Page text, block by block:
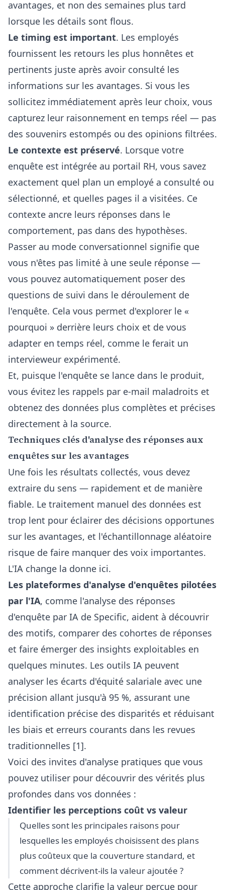
avantages, et non des semaines plus tard
lorsque les détails sont flous.
Le timing est important. Les employés
fournissent les retours les plus honnêtes et
pertinents juste après avoir consulté les
informations sur les avantages. Si vous les
sollicitez immédiatement après leur choix, vous
capturez leur raisonnement en temps réel — pas
des souvenirs estompés ou des opinions filtrées.
Le contexte est préservé. Lorsque votre
enquête est intégrée au portail RH, vous savez
exactement quel plan un employé a consulté ou
sélectionné, et quelles pages il a visitées. Ce
contexte ancre leurs réponses dans le
comportement, pas dans des hypothèses.
Passer au mode conversationnel signifie que
vous n'êtes pas limité à une seule réponse —
vous pouvez automatiquement poser des
questions de suivi dans le déroulement de
l'enquête. Cela vous permet d'explorer le «
pourquoi » derrière leurs choix et de vous
adapter en temps réel, comme le ferait un
intervieweur expérimenté.
Et, puisque l'enquête se lance dans le produit,
vous évitez les rappels par e-mail maladroits et
obtenez des données plus complètes et précises
directement à la source.
Techniques clés d'analyse des réponses aux
enquêtes sur les avantages
Une fois les résultats collectés, vous devez
extraire du sens — rapidement et de manière
fiable. Le traitement manuel des données est
trop lent pour éclairer des décisions opportunes
sur les avantages, et l'échantillonnage aléatoire
risque de faire manquer des voix importantes.
L'IA change la donne ici.
Les plateformes d'analyse d'enquêtes pilotées
par l'IA, comme l'analyse des réponses
d'enquête par IA de Specific, aident à découvrir
des motifs, comparer des cohortes de réponses
et faire émerger des insights exploitables en
quelques minutes. Les outils IA peuvent
analyser les écarts d'équité salariale avec une
précision allant jusqu'à 95 %, assurant une
identification précise des disparités et réduisant
les biais et erreurs courants dans les revues
traditionnelles [1].
Voici des invites d'analyse pratiques que vous
pouvez utiliser pour découvrir des vérités plus
profondes dans vos données :
Identifier les perceptions coût vs valeur
Quelles sont les principales raisons pour
lesquelles les employés choisissent des plans
plus coûteux que la couverture standard, et
comment décrivent-ils la valeur ajoutée ?
Cette approche clarifie la valeur perçue pour